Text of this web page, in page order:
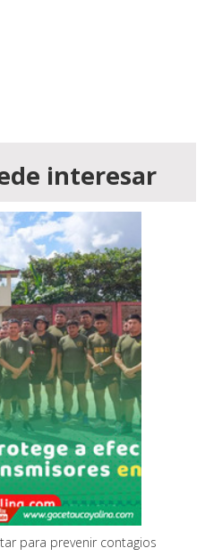
interesar
para prevenir contagios